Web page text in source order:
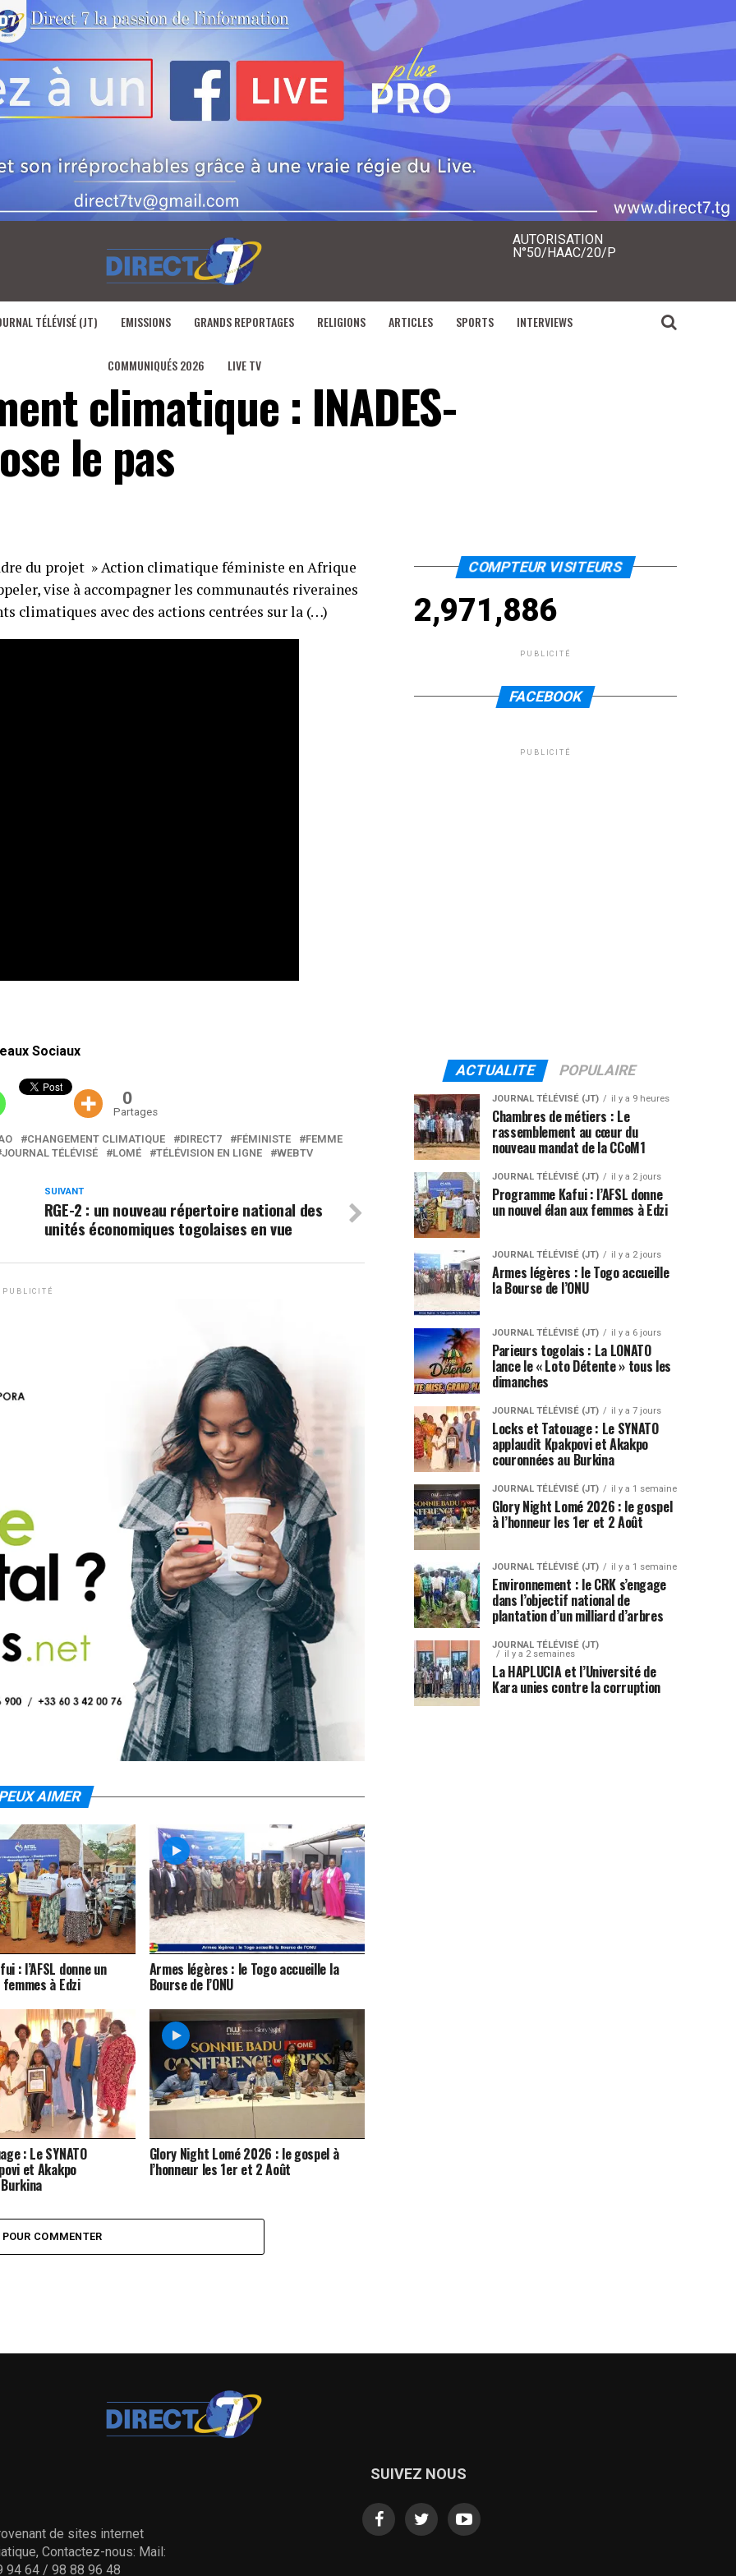
AUTORISATION
N°50/HAAC/20/P
TÉLÉVISÉ (JT) EMISSIONS GRANDS REPORTAGES RELIGIONS ARTICLES SPORTS INTERVIEWS
COMMUNIQUÉS 2026 LIVE TV
climatique : INADES-
le pas
du projet » Action climatique féministe en Afrique
vise à accompagner les communautés riveraines
climatiques avec des actions centrées sur la (…)
Sociaux
0
Partages
CHANGEMENT CLIMATIQUE DIRECT7 FÉMINISTE
FEMME
JOURNAL TÉLÉVISÉ
LOMÉ TÉLÉVISION EN LIGNE WEBTV
SUIVANT
RGE-2 : un nouveau répertoire national des
unités économiques togolaises en vue
PUBLICITÉ
AIMER
: l’AFSL donne un
à Edzi
Armes légères : le Togo accueille la
Bourse de l’ONU
: Le SYNATO
et Akakpo
Glory Night Lomé 2026 : le gospel à
l’honneur les 1er et 2 Août
COMMENTER
COMPTEUR VISITEURS
2,971,886
PUBLICITÉ
FACEBOOK
PUBLICITÉ
ACTUALITE POPULAIRE
JOURNAL TÉLÉVISÉ (JT) il y a 9 heures
Chambres de métiers : Le
rassemblement au cœur du
nouveau mandat de la CCoM1
JOURNAL TÉLÉVISÉ (JT) il y a 2 jours
Programme Kafui : l’AFSL donne
un nouvel élan aux femmes à Edzi
JOURNAL TÉLÉVISÉ (JT) il y a 2 jours
Armes légères : le Togo accueille
la Bourse de l’ONU
JOURNAL TÉLÉVISÉ (JT) il y a 6 jours
Parieurs togolais : La LONATO
lance le « Loto Détente » tous les
dimanches
JOURNAL TÉLÉVISÉ (JT) il y a 7 jours
Locks et Tatouage : Le SYNATO
applaudit Kpakpovi et Akakpo
couronnées au Burkina
JOURNAL TÉLÉVISÉ (JT) il y a 1 semaine
Glory Night Lomé 2026 : le gospel
à l’honneur les 1er et 2 Août
JOURNAL TÉLÉVISÉ (JT) il y a 1 semaine
Environnement : le CRK s’engage
dans l’objectif national de
plantation d’un milliard d’arbres
JOURNAL TÉLÉVISÉ (JT)
il y a 2 semaines
La HAPLUCIA et l’Université de
Kara unies contre la corruption
de sites internet
Contactez-nous: Mail:
94 64 / 98 88 96 48
SUIVEZ NOUS